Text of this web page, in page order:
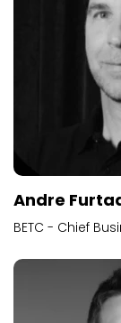
Andre
BETC - Chief